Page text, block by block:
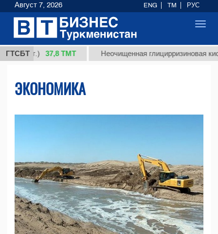
ГТСБТ
37,8 ТМТ Неочищенная глицирризиновая кислота
ЭКОНОМИКА
Август 7, 2026 ENG TM РУС